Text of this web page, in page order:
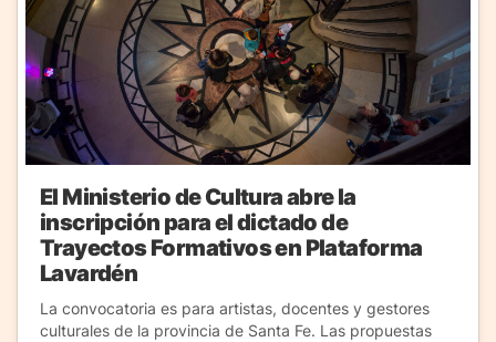
El Ministerio de Cultura abre la
inscripción para el dictado de
Trayectos Formativos en Plataforma
Lavardén
La convocatoria es para artistas, docentes y gestores
culturales de la provincia de Santa Fe. Las propuestas